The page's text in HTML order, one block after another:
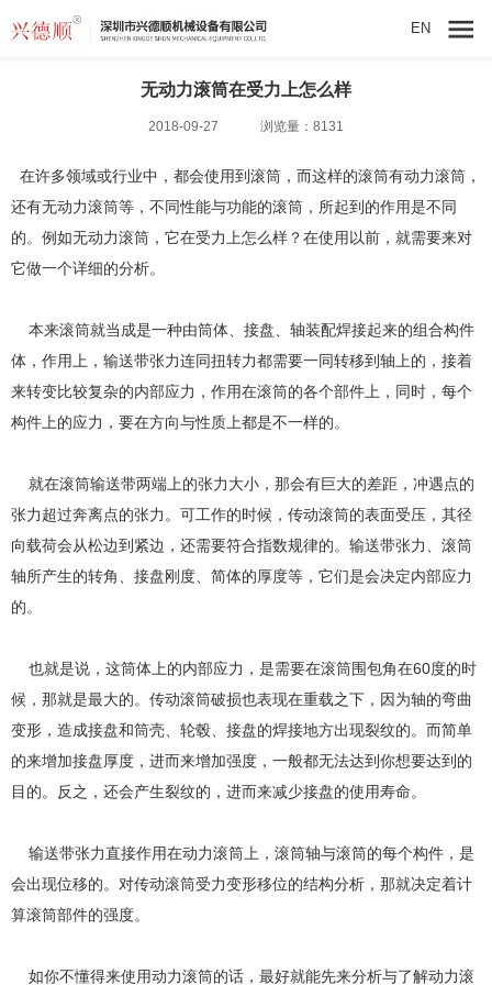
EN
无动力滚筒在受力上怎么样
2018-09-27 浏览量：8131
在许多领域或行业中，都会使用到滚筒 ，而这样的滚筒有动力滚筒 ，
还有无动力滚筒等，不同性能与功能的滚筒，所起到的作用是不同
的。例如无动力滚筒，它在受力上怎么样？在使用以前，就需要来对
它做一个详细的分析。
本来滚筒就当成是一种由筒体、接盘、轴装配焊接起来的组合构件
体，作用上，输送带张力连同扭转力都需要一同转移到轴上的，接着
来转变比较复杂的内部应力，作用在滚筒的各个部件上，同时，每个
构件上的应力，要在方向与性质上都是不一样的。
就在滚筒输送带两端上的张力大小，那会有巨大的差距，冲遇点的
张力超过奔离点的张力。可工作的时候，传动滚筒的表面受压，其径
向载荷会从松边到紧边，还需要符合指数规律的。输送带张力、滚筒
轴所产生的转角、接盘刚度、简体的厚度等，它们是会决定内部应力
的。
也就是说，这筒体上的内部应力，是需要在滚筒围包角在60度的时
候，那就是最大的。传动滚筒破损也表现在重载之下，因为轴的弯曲
变形，造成接盘和筒壳、轮毂、接盘的焊接地方出现裂纹的。而简单
的来增加接盘厚度，进而来增加强度，一般都无法达到你想要达到的
目的。反之，还会产生裂纹的，进而来减少接盘的使用寿命。
输送带张力直接作用在动力滚筒上，滚筒轴与滚筒的每个构件，是
会出现位移的。对传动滚筒受力变形移位的结构分析，那就决定着计
算滚筒部件的强度。
如你不懂得来使用动力滚筒的话，最好就能先来分析与了解动力滚